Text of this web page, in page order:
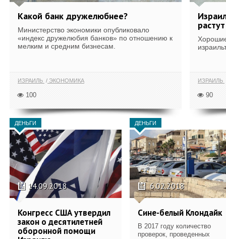
Какой банк дружелюбнее?
Министерство экономики опубликовало
«индекс дружелюбия банков» по отношению к
мелким и средним бизнесам.
ИЗРАИЛЬ ЭКОНОМИКА
100
растут
ИЗРАИЛЬ
90
ДЕНЬГИ
14.09.2018
Конгресс США утвердил
закон о десятилетней
оборонной помощи
ДЕНЬГИ
6.02.2018
Сине-белый Клондайк
В 2017 году количество
проверок, проведенных